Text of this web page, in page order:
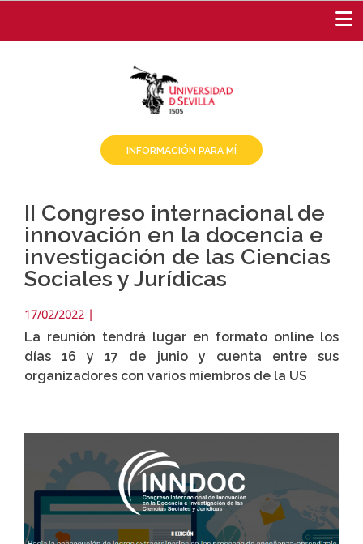
contenido
INFORMACIÓN PARA MÍ
II Congreso internacional de
innovación en la docencia e
investigación de las Ciencias
Sociales y Jurídicas
17/02/2022 |
La reunión tendrá lugar en formato online los
días 16 y 17 de junio y cuenta entre sus
organizadores con varios miembros de la US